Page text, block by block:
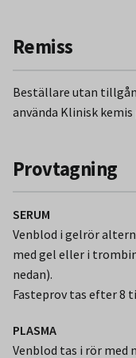
Remiss
Beställare utan
använda Klinisk
Provtagning
SERUM
Venblod i gelrör
med gel eller i
nedan).
Fasteprov tas efter 8
PLASMA
Venblod tas i rör